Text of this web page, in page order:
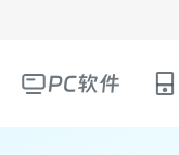
PC软件